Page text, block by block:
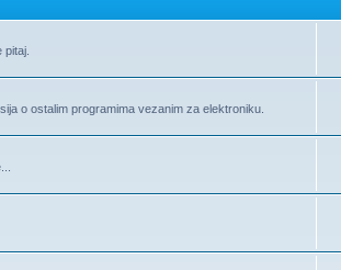
o ostalim programima vezanim za elektroniku.